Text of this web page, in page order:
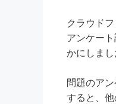
クラウド
アンケー
かにしまし
問題のア
すると、